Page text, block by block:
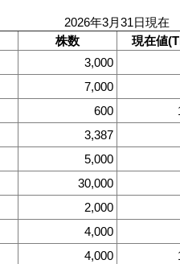
2026年3月31日現在
株数 現在値
3,000
7,000
600
3,387
5,000
30,000
2,000
4,000
4,000